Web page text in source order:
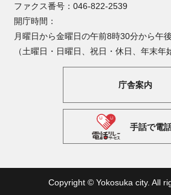
ファクス番号：046-822-2539
開庁時間：
月曜日から金曜日の午前8時30分から午
（土曜日・日曜日、祝日・休日、年末年
庁舎案内
手話で電
Copyright © Yokosuka city. All